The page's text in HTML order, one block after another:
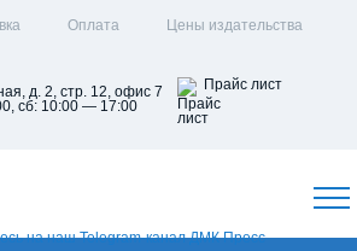
Оплата
Цены издательства
д. 2, стр. 12, офис 7
сб: 10:00 — 17:00
Прайс лист